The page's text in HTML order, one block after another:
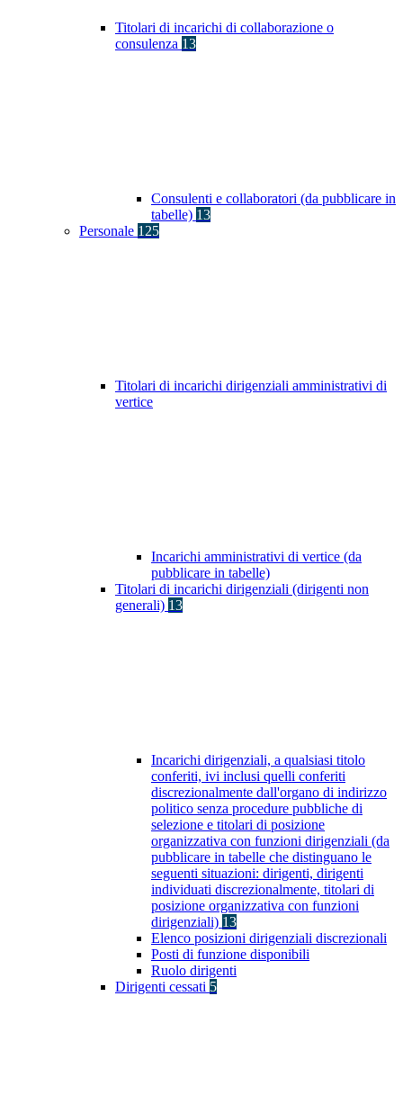
Titolari di incarichi di collaborazione o
consulenza 13
Consulenti e collaboratori (da pubblicare in
tabelle) 13
Personale 125
Titolari di incarichi dirigenziali amministrativi di
vertice
Incarichi amministrativi di vertice (da
pubblicare in tabelle)
Titolari di incarichi dirigenziali (dirigenti non
generali) 13
Incarichi dirigenziali, a qualsiasi titolo
conferiti, ivi inclusi quelli conferiti
discrezionalmente dall'organo di indirizzo
politico senza procedure pubbliche di
selezione e titolari di posizione
organizzativa con funzioni dirigenziali (da
pubblicare in tabelle che distinguano le
seguenti situazioni: dirigenti, dirigenti
individuati discrezionalmente, titolari di
posizione organizzativa con funzioni
dirigenziali) 13
Elenco posizioni dirigenziali discrezionali
Posti di funzione disponibili
Ruolo dirigenti
Dirigenti cessati 5